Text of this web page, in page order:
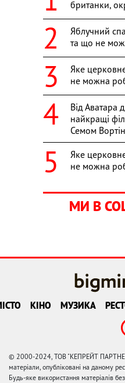
британки,
Яблучний
та що не
Яке
не можна
Від Аватара
найкращі
Семом
Яке
не можна
МИ В
КІНО МУЗИКА
© 2000-2024, ТОВ "КЕПРЕЙТ
матеріали, опубліковані на даному
Будь-яке використання матеріалів